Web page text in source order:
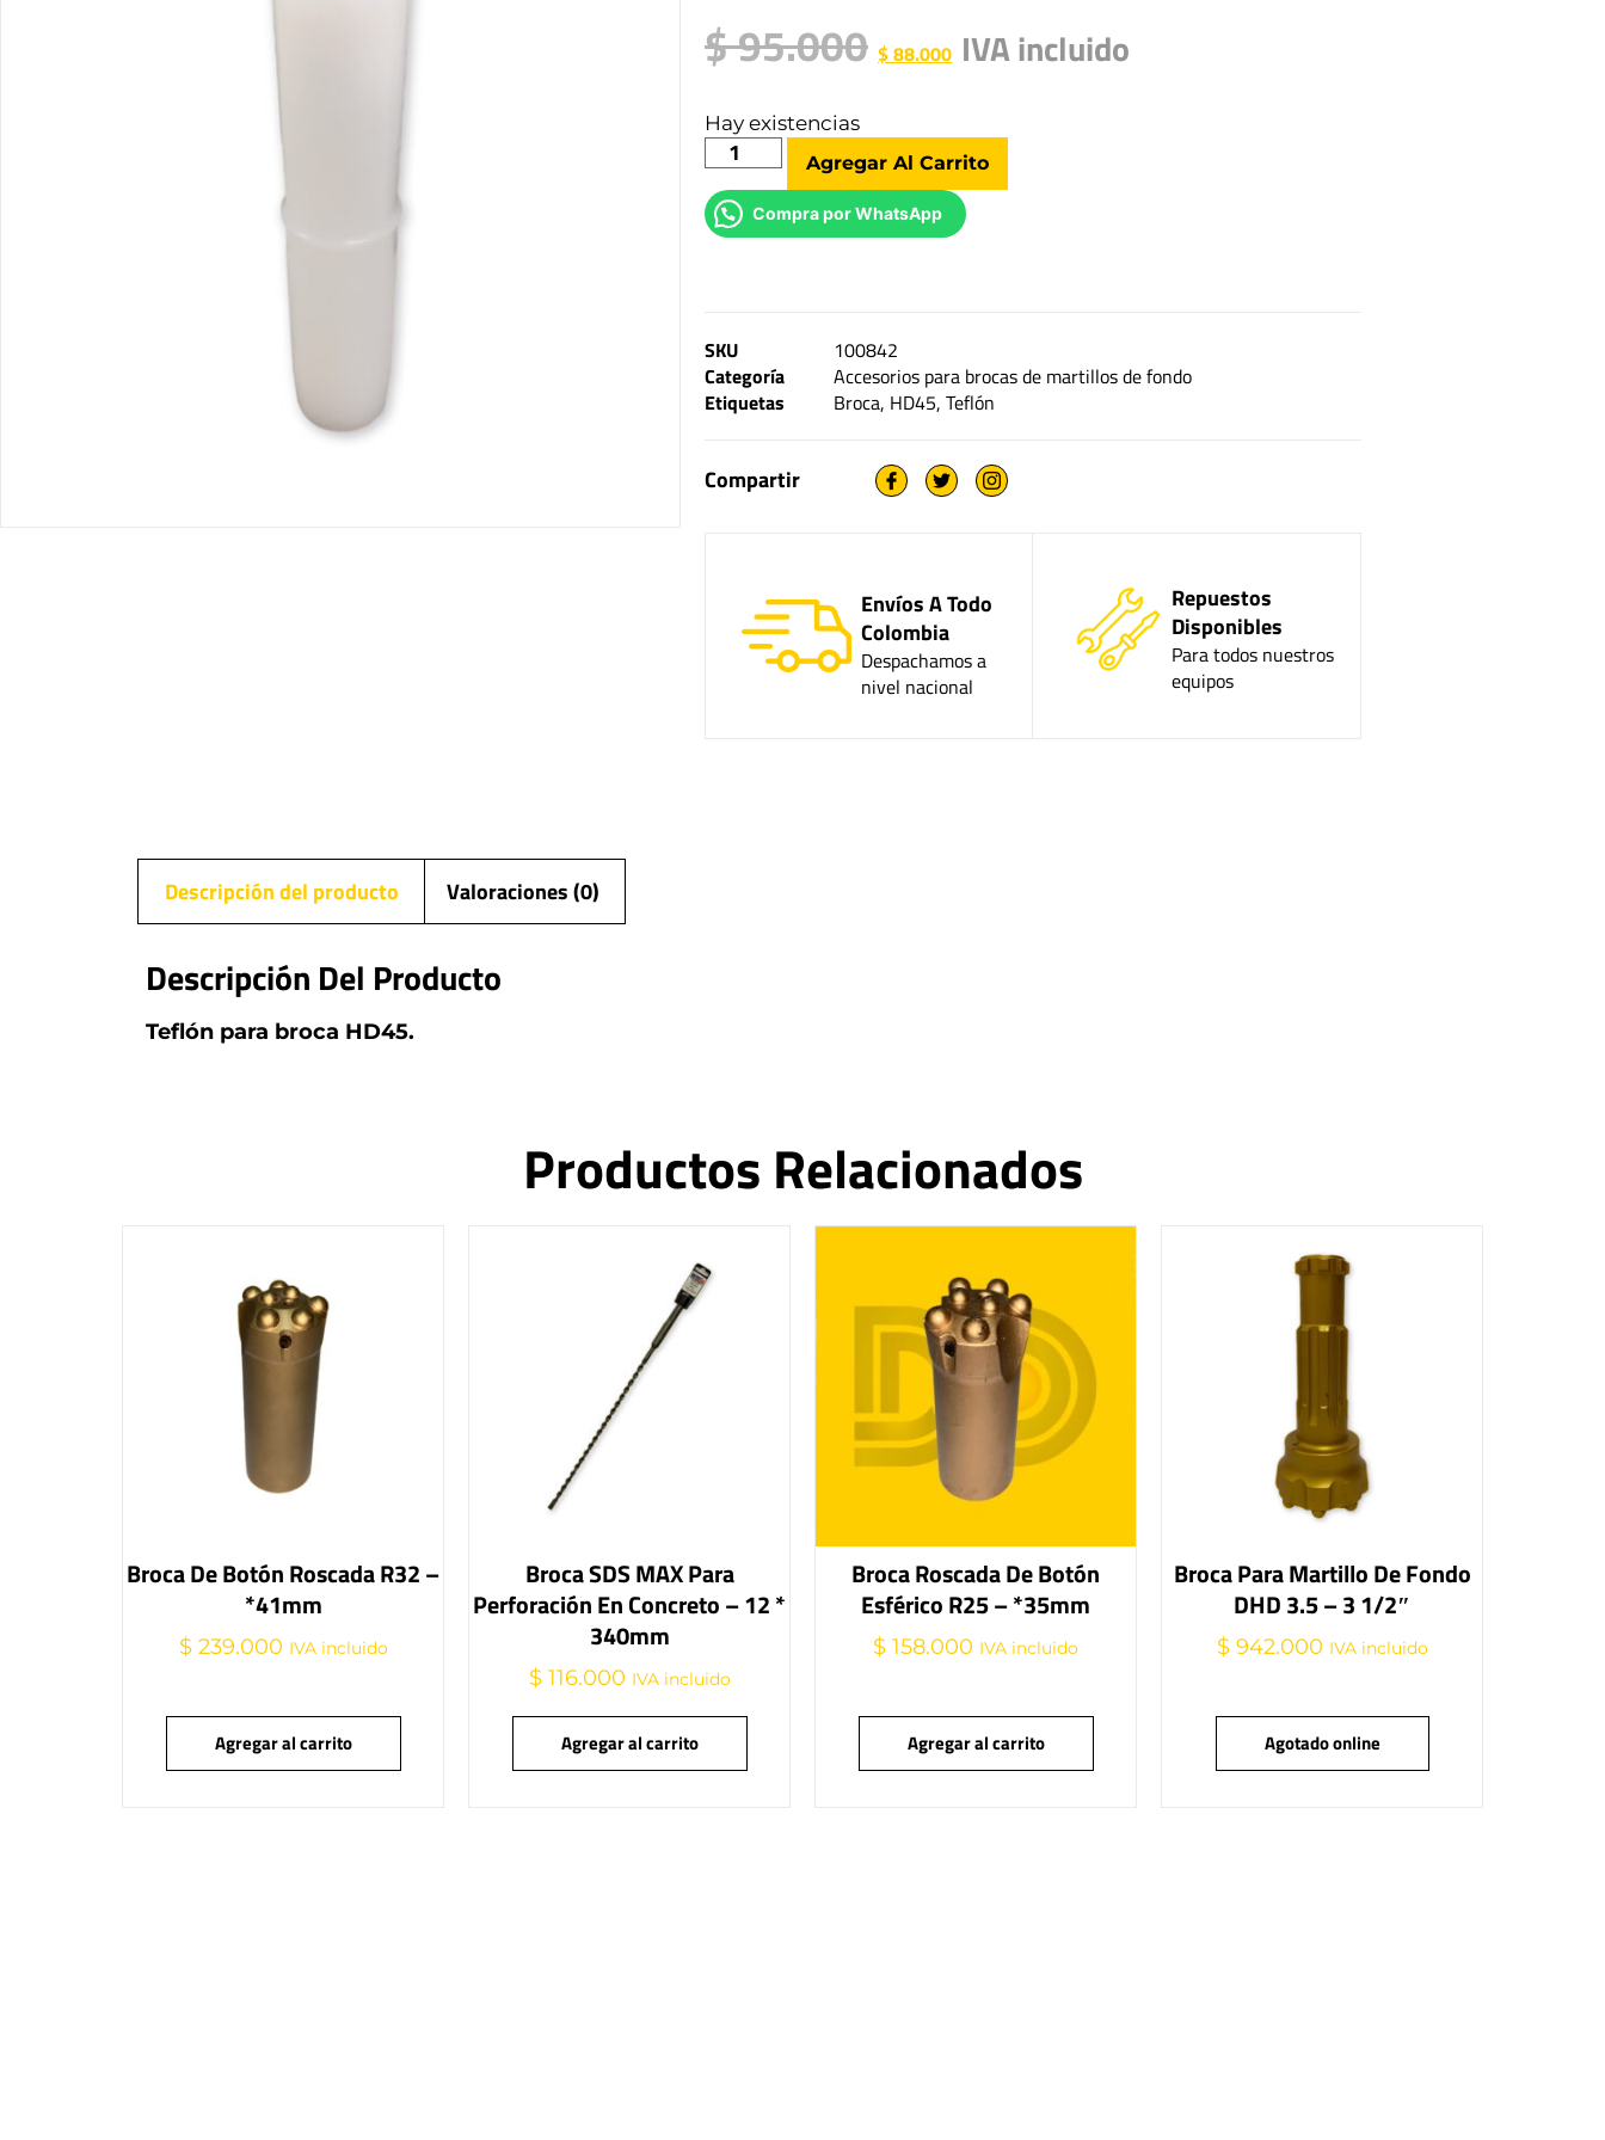
$95.000 $ 88.000 IVA incluido
Hay existencias
Agregar Al Carrito
Compra por WhatsApp
SKU
100842
Categoría
Accesorios para brocas de martillos de fondo
Etiquetas
Broca, HD45, Teflón
Compartir
Envíos A Todo
Colombia
Despachamos a
nivel nacional
Repuestos
Disponibles
Para todos nuestros
equipos
Descripción del producto Valoraciones (0)
Descripción Del Producto
Teflón para broca HD45.
Productos Relacionados
Broca De Botón Roscada R32 –
*41mm
$239.000 IVA incluido
Agregar al carrito
Broca SDS MAX Para
Perforación En Concreto – 12 *
340mm
$116.000 IVA incluido
Agregar al carrito
Broca Roscada De Botón
Esférico R25 – *35mm
$ 158.000 IVA incluido
Agregar al carrito
Broca Para Martillo De Fondo
DHD 3.5 – 3 1/2″
$942.000 IVA incluido
Agotado online